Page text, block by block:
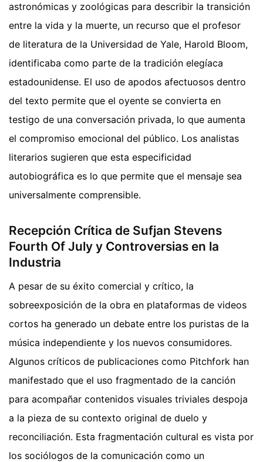
astronómicas y zoológicas para describir la transición
entre la vida y la muerte, un recurso que el profesor
de literatura de la Universidad de Yale, Harold Bloom,
identificaba como parte de la tradición elegíaca
estadounidense. El uso de apodos afectuosos dentro
del texto permite que el oyente se convierta en
testigo de una conversación privada, lo que aumenta
el compromiso emocional del público. Los analistas
literarios sugieren que esta especificidad
autobiográfica es lo que permite que el mensaje sea
universalmente comprensible.
Recepción Crítica de Sufjan Stevens
Fourth Of July y Controversias en la
Industria
A pesar de su éxito comercial y crítico, la
sobreexposición de la obra en plataformas de videos
cortos ha generado un debate entre los puristas de la
música independiente y los nuevos consumidores.
Algunos críticos de publicaciones como Pitchfork han
manifestado que el uso fragmentado de la canción
para acompañar contenidos visuales triviales despoja
a la pieza de su contexto original de duelo y
reconciliación. Esta fragmentación cultural es vista por
los sociólogos de la comunicación como un